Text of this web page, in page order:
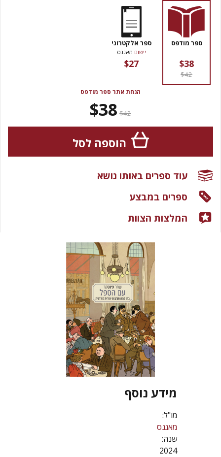
מידע נוסף
מו"ל:
מאגנס
שנה:
2024
ספר מודפס
$38
$42
ספר אלקטרוני
יישום מאגנס
$27
הנחת אתר ספר מודפס
$42
$38
הוספה לסל
עוד ספרים באותו נושא
ספרים במבצע
המלצות הצוות